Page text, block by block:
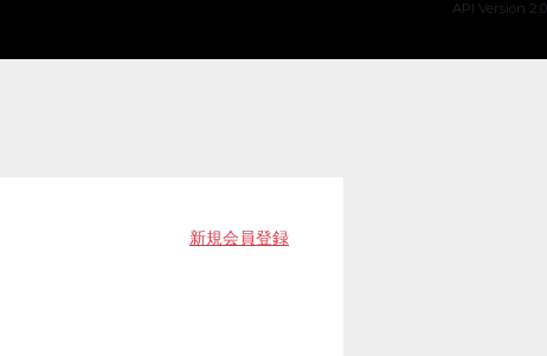
API Version 2.0
新規会員登録